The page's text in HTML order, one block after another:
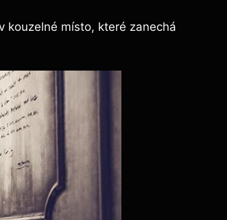
kouzelné místo, které zanechá